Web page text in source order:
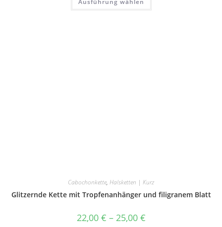
Ausführung wählen
weist
Cabochonkette, Halsketten | Kurz
Glitzernde Kette mit Tropfenanhänger und filigranem Blatt
22,00 € – 25,00 €